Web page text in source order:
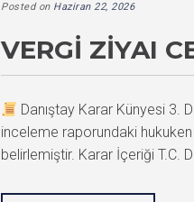
Posted on Haziran 22, 2026
VERGI ZIYAI
Danıştay Karar Künyesi
inceleme raporundaki
belirlemiştir. Karar İçeriği T.C.